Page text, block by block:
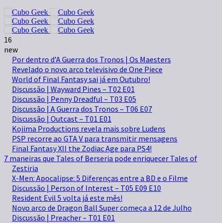
16
new
Por dentro d’A Guerra dos Tronos | Os Maesters
Revelado o novo arco televisivo de One Piece
World of Final Fantasy sai já em Outubro!
Discussão | Wayward Pines – T02 E01
Discussão | Penny Dreadful – T03 E05
Discussão | A Guerra dos Tronos – T06 E07
Discussão | Outcast – T01 E01
Kojima Productions revela mais sobre Ludens
PSP recorre ao GTA V para transmitir mensagens
Final Fantasy XII the Zodiac Age para PS4!
7 maneiras que Tales of Berseria pode enriquecer Tales of
Zestiria
X-Men: Apocalipse: 5 Diferenças entre a BD e o Filme
Discussão | Person of Interest – T05 E09 E10
Resident Evil 5 volta já este mês!
Novo arco de Dragon Ball Super começa a 12 de Julho
Discussão | Preacher – T01 E01